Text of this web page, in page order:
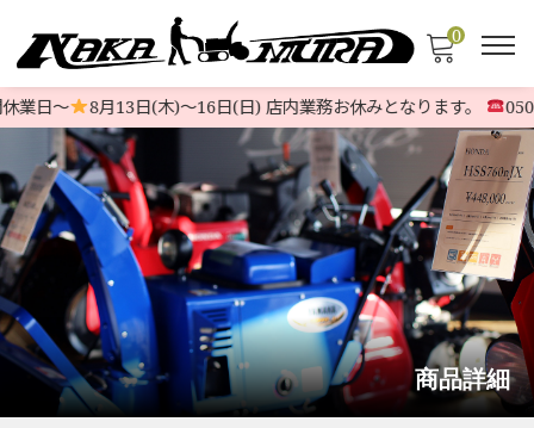
商品詳細
0
日〜 8月13日(木)〜16日(日) 店内業務お休みとなります。